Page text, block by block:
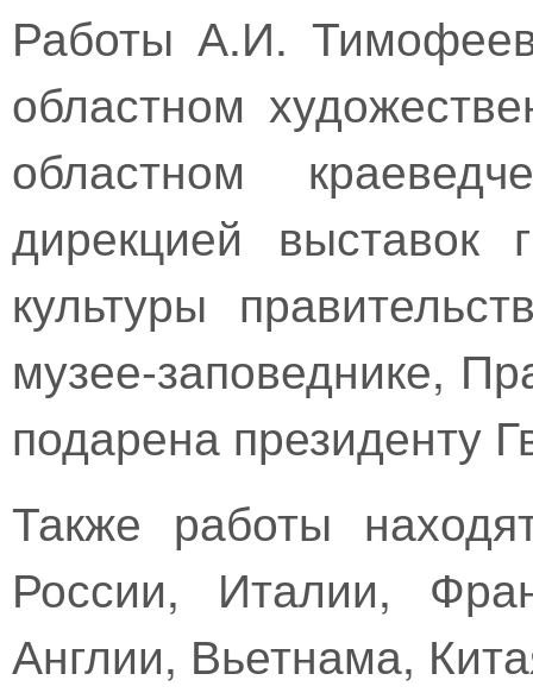
Работы А.И.
областном
областном
дирекцией выставок
культуры
музее-заповеднике,
подарена президенту
Также работы
России, Италии,
Англии, Вьетнама,